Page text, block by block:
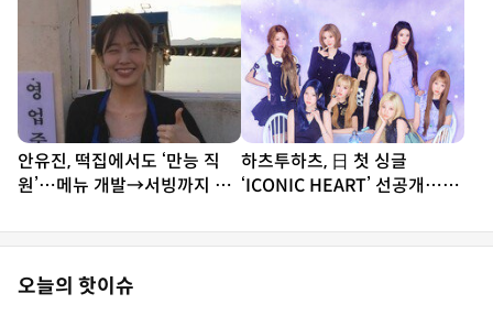
안유진, 떡집에서도 ‘만능 직
원’…메뉴 개발→서빙까지 똑
하츠투하츠, 日 첫 싱글
‘ICONIC HEART’ 선공개…짜
오늘의 핫이슈